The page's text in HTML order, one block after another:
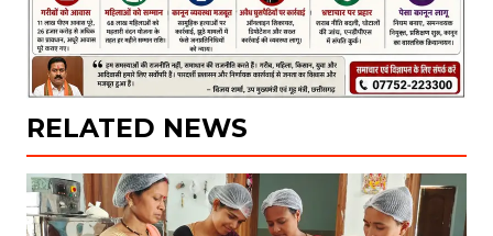
RELATED NEWS